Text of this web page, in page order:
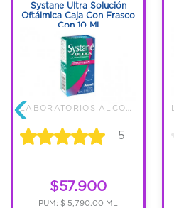
‹
Systane Ultra Solución
Oftálmica Caja Con Frasco
Con 10 Ml
5
$57.900
PUM: $ 5,790.00 ML